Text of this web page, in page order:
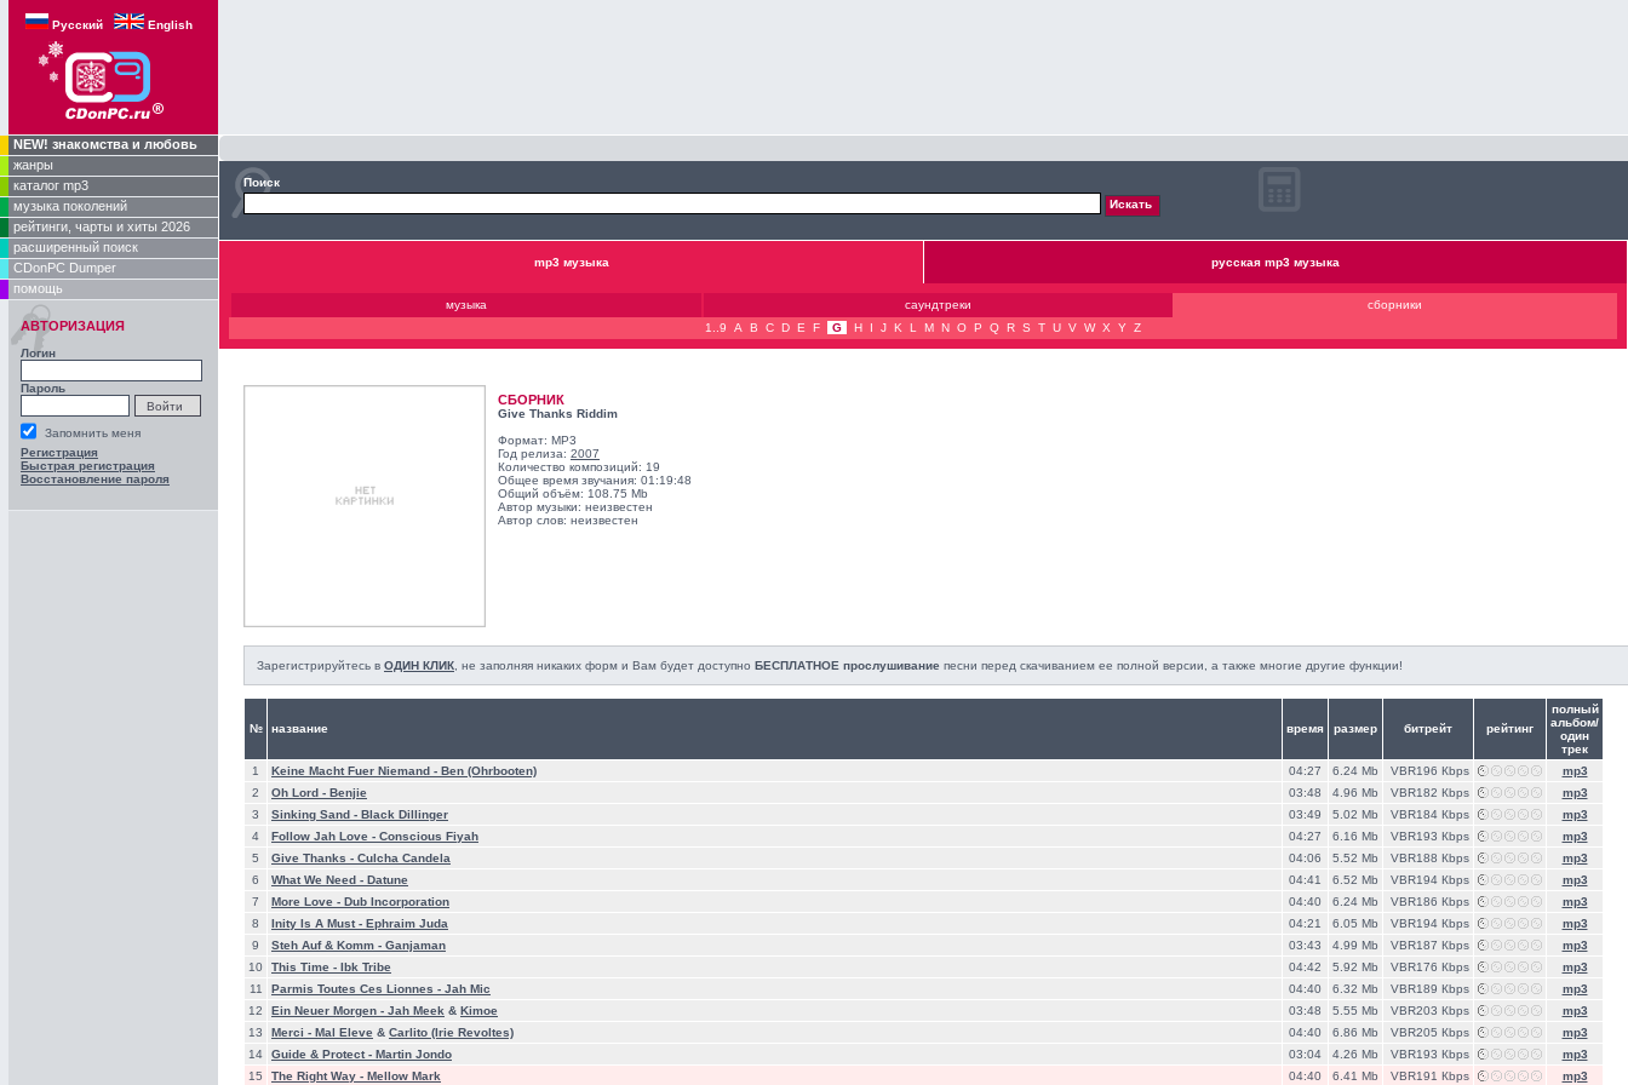
Русский English
NEW! знакомства и любовь
жанры
каталог mp3
музыка поколений
рейтинги, чарты и хиты 2026
расширенный поиск
CDonPC Dumper
помощь
АВТОРИЗАЦИЯ
Логин
Пароль
Запомнить меня
Регистрация
Быстрая регистрация
Восстановление пароля
Поиск
mp3 музыка русская mp3 музыка
музыка саундтреки
сборники
1..9
A B C D E F G H I J K L M N O P Q R S T U V W X Y Z
СБОРНИК
Give Thanks Riddim
Формат: MP3
Год релиза: 2007
Количество композиций: 19
Общее время звучания: 01:19:48
Общий объём: 108.75 Mb
Автор музыки: неизвестен
Автор слов: неизвестен
Зарегистрируйтесь в ОДИН КЛИК , не заполняя никаких форм и Вам будет доступно БЕСПЛАТНОЕ прослушивание песни перед cкачиванием ее полной версии, а также многие другие функции!
№ название время размер битрейт рейтинг
полный
альбом/
один
трек
1
Keine Macht Fuer Niemand - Ben (Ohrbooten) 04:27 6.24 Mb VBR196 Кbps
mp3
2
Oh Lord - Benjie 03:48 4.96 Mb VBR182 Кbps
mp3
3
Sinking Sand - Black Dillinger 03:49 5.02 Mb VBR184 Кbps
mp3
4
Follow Jah Love - Conscious Fiyah 04:27 6.16 Mb VBR193 Кbps
mp3
5
Give Thanks - Culcha Candela 04:06 5.52 Mb VBR188 Кbps
mp3
6
What We Need - Datune 04:41 6.52 Mb VBR194 Кbps
mp3
7
More Love - Dub Incorporation 04:40 6.24 Mb VBR186 Кbps
mp3
8
Inity Is A Must - Ephraim Juda 04:21 6.05 Mb VBR194 Кbps
mp3
9
Steh Auf & Komm - Ganjaman 03:43 4.99 Mb VBR187 Кbps
mp3
10
This Time - Ibk Tribe 04:42 5.92 Mb VBR176 Кbps
mp3
11
Parmis Toutes Ces Lionnes - Jah Mic 04:40 6.32 Mb VBR189 Кbps
mp3
12
Ein Neuer Morgen - Jah Meek & Kimoe 03:48 5.55 Mb VBR203 Кbps
mp3
13
Merci - Mal Eleve & Carlito (Irie Revoltes) 04:40 6.86 Mb VBR205 Кbps
mp3
14
Guide & Protect - Martin Jondo 03:04 4.26 Mb VBR193 Кbps
mp3
15
The Right Way - Mellow Mark 04:40 6.41 Mb VBR191 Кbps mp3